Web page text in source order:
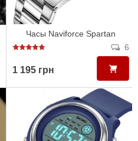
Часы Naviforce Spartan
6
1 195 грн